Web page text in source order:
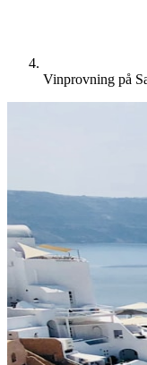
Vinprovning på